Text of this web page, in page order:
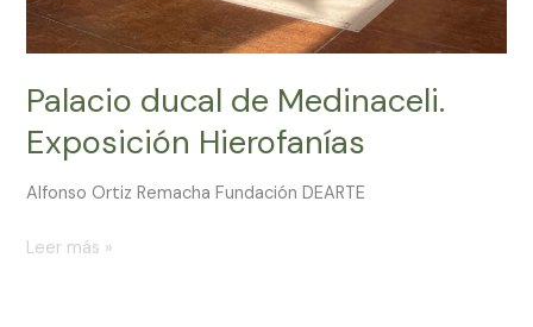
Palacio ducal de Medinaceli.
Exposición Hierofanías
Alfonso Ortiz Remacha Fundación DEARTE
Leer más »